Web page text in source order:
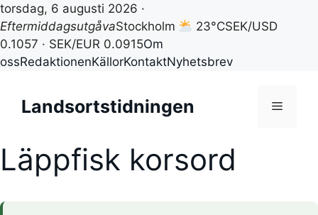
torsdag, 6 augusti 2026 ·
EftermiddagsutgåvaStockholm 23°CSEK/USD
0.1057 · SEK/EUR 0.0915Om
ossRedaktionenKällorKontaktNyhetsbrev
innehållLandsortstidningen Meny
Läppfisk korsord